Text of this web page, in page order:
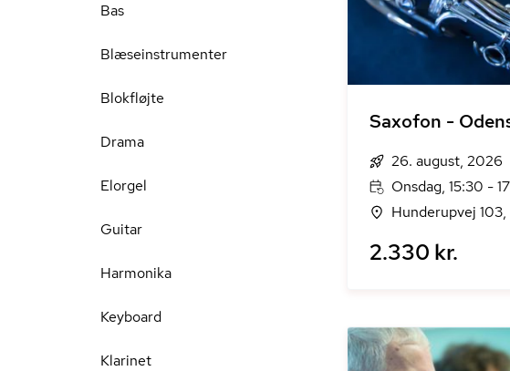
Bas
Blæseinstrumenter
Blokfløjte
Drama
Elorgel
Guitar
Harmonika
Keyboard
Klarinet
Saxofon -
26. august, 2026
Onsdag, 15:30 -
Hunderupvej
2.330 kr.